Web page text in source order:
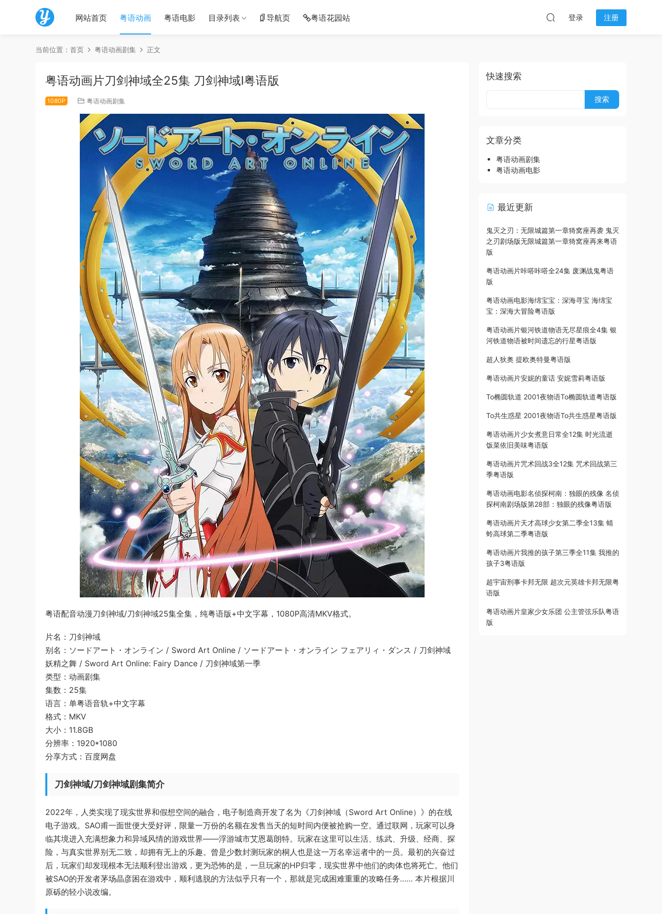
网站首页 粤语动画 粤语电影 目录列表 导航页 粤语花园站 登录 注册
当前位置： 首页 粤语动画剧集 正文
粤语动画片刀剑神域全25集 刀剑神域Ⅰ粤语版
1080P 粤语动画剧集
粤语配音动漫刀剑神域/刀剑神域25集全集，纯粤语版+中文字幕，1080P高清MKV格式。
片名：刀剑神域
别名：ソードアート・オンライン / Sword Art Online / ソードアート・オンライン フェアリィ・ダンス / 刀剑神域
妖精之舞 / Sword Art Online: Fairy Dance / 刀剑神域第一季
类型：动画剧集
集数：25集
语言：单粤语音轨+中文字幕
格式：MKV
大小：11.8GB
分辨率：1920*1080
分享方式：百度网盘
刀剑神域/刀剑神域剧集简介
2022年，人类实现了现实世界和假想空间的融合，电子制造商开发了名为《刀剑神域（Sword Art Online）》的在线
电子游戏。SAO甫一面世便大受好评，限量一万份的名额在发售当天的短时间内便被抢购一空。通过联网，玩家可以身
临其境进入充满想象力和异域风情的游戏世界——浮游城市艾恩葛朗特。玩家在这里可以生活、练武、升级、经商、探
险，与真实世界别无二致，却拥有无上的乐趣。曾是少数封测玩家的桐人也是这一万名幸运者中的一员。最初的兴奋过
后，玩家们却发现根本无法顺利登出游戏，更为恐怖的是，一旦玩家的HP归零，现实世界中他们的肉体也将死亡。他们
被SAO的开发者茅场晶彦困在游戏中，顺利逃脱的方法似乎只有一个，那就是完成困难重重的攻略任务…… 本片根据川
原砾的轻小说改编。
快速搜索
文章分类
粤语动画剧集
粤语动画电影
最近更新
鬼灭之刃：无限城篇第一章猗窝座再袭 鬼灭
之刃剧场版无限城篇第一章猗窝座再来粤语
版
粤语动画片咔嗒咔嗒全24集 废渊战鬼粤语
版
粤语动画电影海绵宝宝：深海寻宝 海绵宝
宝：深海大冒险粤语版
粤语动画片银河铁道物语无尽星痕全4集 银
河铁道物语被时间遗忘的行星粤语版
超人狄奥 提欧奥特曼粤语版
粤语动画片安妮的童话 安妮雪莉粤语版
To椭圆轨道 2001夜物语To椭圆轨道粤语版
To共生惑星 2001夜物语To共生惑星粤语版
粤语动画片少女煮意日常全12集 时光流逝
饭菜依旧美味粤语版
粤语动画片咒术回战3全12集 咒术回战第三
季粤语版
粤语动画电影名侦探柯南：独眼的残像 名侦
探柯南剧场版第28部：独眼的残像粤语版
粤语动画片天才高球少女第二季全13集 蜻
蛉高球第二季粤语版
粤语动画片我推的孩子第三季全11集 我推的
孩子3粤语版
超宇宙刑事卡邦无限 超次元英雄卡邦无限粤
语版
粤语动画片皇家少女乐团 公主管弦乐队粤语
版